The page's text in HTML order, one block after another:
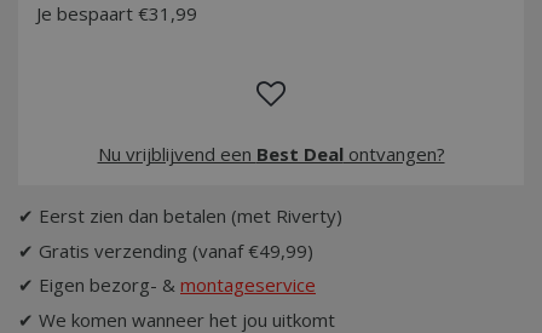
Je bespaart €31,99
Nu vrijblijvend een Best Dealontvangen?
✔ Eerst zien dan betalen (met Riverty)
✔ Gratis verzending (vanaf €49,99)
✔ Eigen bezorg- & montageservice
✔ We komen wanneer het jou uitkomt